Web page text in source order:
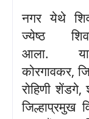
नगर येथे
ज्येष्ठ
आला.
कोरगावकर,
रोहिणी शेंडगे,
जिल्हाप्रमुख